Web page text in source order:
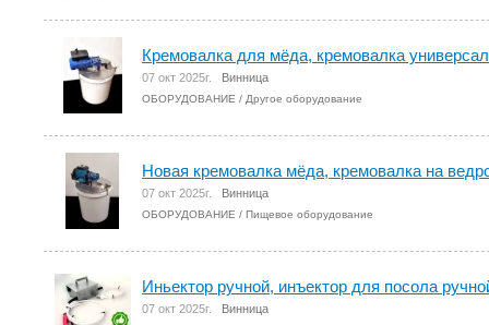
Кремовалка для мёда, кремовалка
07 окт 2025г. Винница
ОБОРУДОВАНИЕ / Другое оборудование
Новая кремовалка мёда, кремовалка на
07 окт 2025г. Винница
ОБОРУДОВАНИЕ / Пищевое оборудование
Иньектор ручной, инъектор для посола
07 окт 2025г. Винница